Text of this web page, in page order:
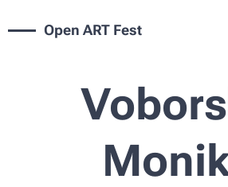
Open ART Fest